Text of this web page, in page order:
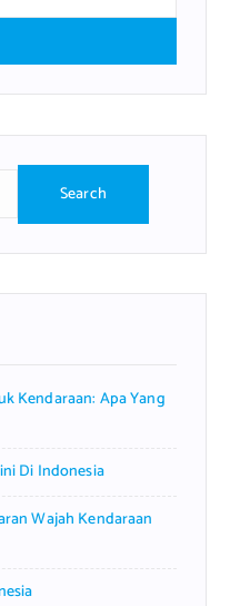
Kendaraan: Apa Yang
Di Indonesia
Wajah Kendaraan